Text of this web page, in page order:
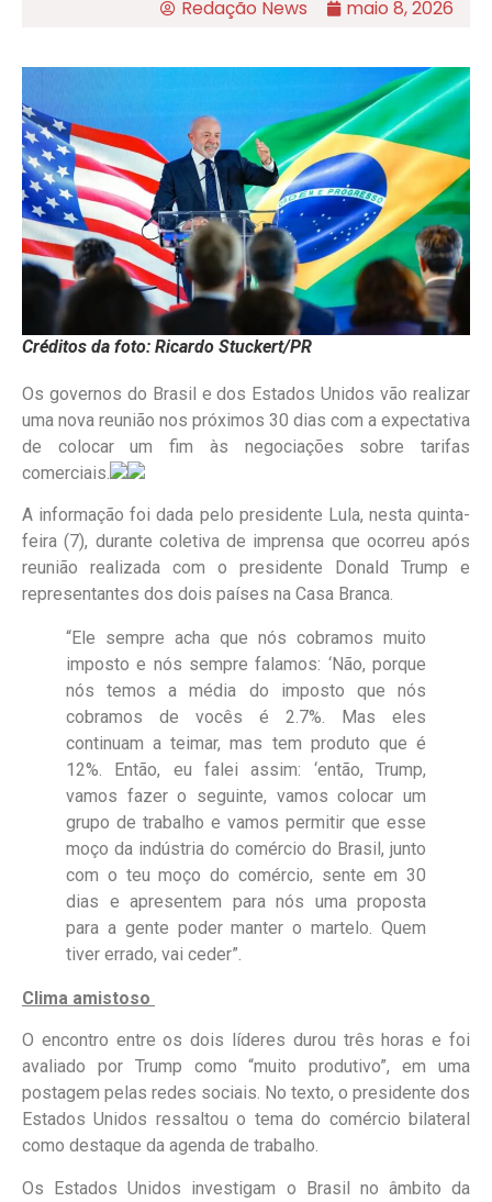
Redação News maio 8, 2026
Créditos da foto: Ricardo Stuckert/PR
Os governos do Brasil e dos Estados Unidos vão realizar
uma nova reunião nos próximos 30 dias com a expectativa
de colocar um fim às negociações sobre tarifas
comerciais.
A informação foi dada pelo presidente Lula, nesta quinta-
feira (7), durante coletiva de imprensa que ocorreu após
reunião realizada com o presidente Donald Trump e
representantes dos dois países na Casa Branca.
“Ele sempre acha que nós cobramos muito
imposto e nós sempre falamos: ‘Não, porque
nós temos a média do imposto que nós
cobramos de vocês é 2.7%. Mas eles
continuam a teimar, mas tem produto que é
12%. Então, eu falei assim: ‘então, Trump,
vamos fazer o seguinte, vamos colocar um
grupo de trabalho e vamos permitir que esse
moço da indústria do comércio do Brasil, junto
com o teu moço do comércio, sente em 30
dias e apresentem para nós uma proposta
para a gente poder manter o martelo. Quem
tiver errado, vai ceder”.
Clima amistoso
O encontro entre os dois líderes durou três horas e foi
avaliado por Trump como “muito produtivo”, em uma
postagem pelas redes sociais. No texto, o presidente dos
Estados Unidos ressaltou o tema do comércio bilateral
como destaque da agenda de trabalho.
Os Estados Unidos investigam o Brasil no âmbito da